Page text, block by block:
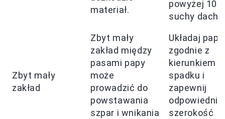
materiał.
powyżej
suchy dach.
Zbyt mały
zakład
Zbyt mały
zakład między
pasami papy
może
prowadzić do
powstawania
szpar i wnikania
Układaj papę
zgodnie z
kierunkiem
spadku i
zapewnij
odpowiednią
szerokość